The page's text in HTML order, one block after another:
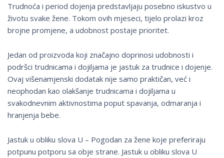
Trudnoća i period dojenja predstavljaju posebno iskustvo u
životu svake žene. Tokom ovih mjeseci, tijelo prolazi kroz
brojne promjene, a udobnost postaje prioritet.
Jedan od proizvoda koji značajno doprinosi udobnosti i
podršci trudnicama i dojiljama je jastuk za trudnice i dojenje.
Ovaj višenamjenski dodatak nije samo praktičan, već i
neophodan kao olakšanje trudnicama i dojiljama u
svakodnevnim aktivnostima poput spavanja, odmaranja i
hranjenja bebe.
Jastuk u obliku slova U – Pogodan za žene koje preferiraju
potpunu potporu sa obje strane. Jastuk u obliku slova U